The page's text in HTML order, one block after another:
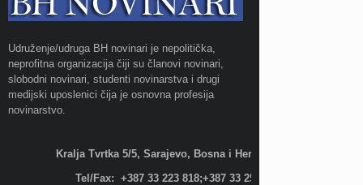
Udruženje/udruga BH novinari je nepolitička,
neprofitna organizacija čiji su članovi novinari,
slobodni novinari, studenti novinarstva i drugi
medijski uposlenici čija je osnovna profesija
novinarstvo.
Kralja Tvrtka 5/5, Sarajevo, Bosna i Hercegovina;
Tel/Fax: +387 33 223 818;+387 33 255 600